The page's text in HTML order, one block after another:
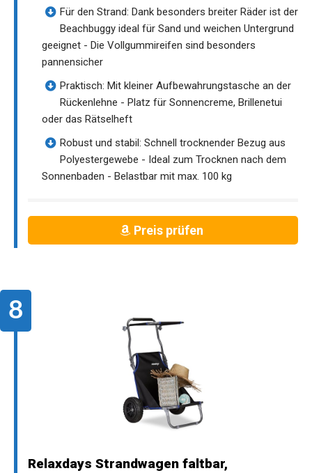
Für den Strand: Dank besonders breiter Räder ist der
Beachbuggy ideal für Sand und weichen Untergrund
geeignet - Die Vollgummireifen sind besonders
pannensicher
Praktisch: Mit kleiner Aufbewahrungstasche an der
Rückenlehne - Platz für Sonnencreme, Brillenetui
oder das Rätselheft
Robust und stabil: Schnell trocknender Bezug aus
Polyestergewebe - Ideal zum Trocknen nach dem
Sonnenbaden - Belastbar mit max. 100 kg
Preis prüfen
Relaxdays Strandwagen faltbar,